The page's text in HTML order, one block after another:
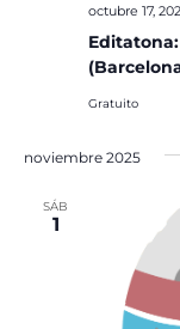
octubre 17,
Gratuito
noviembre 2025
SÁB
1